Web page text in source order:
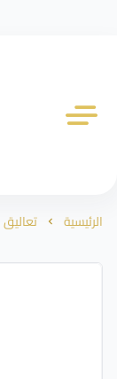
الرئيسية تعاليق